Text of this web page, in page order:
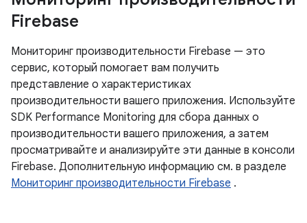
Firebase
Мониторинг производительности Firebase — это
сервис, который помогает вам получить
представление о характеристиках
производительности вашего приложения. Используйте
SDK Performance Monitoring для сбора данных о
производительности вашего приложения, а затем
просматривайте и анализируйте эти данные в консоли
Firebase. Дополнительную информацию см. в разделе
Мониторинг производительности Firebase .